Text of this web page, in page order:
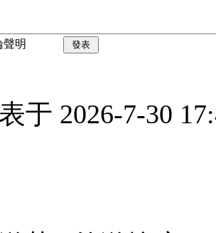
聲明 發表
于 2026-7-30